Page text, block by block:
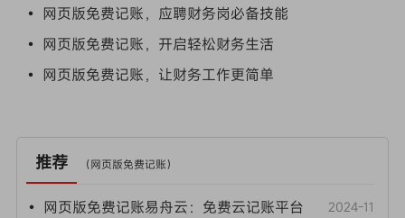
• 网页版免费记账，应聘财务岗必备技能
• 网页版免费记账，开启轻松财务生活
• 网页版免费记账，让财务工作更简单
推荐 （网页版免费记账）
• 网页版免费记账易舟云：免费云记账平台 2024-11